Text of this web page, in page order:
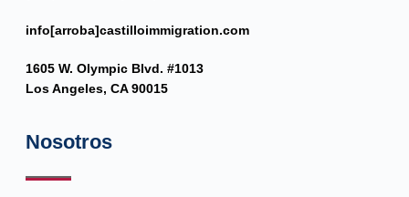
info[arroba]castilloimmigration.com
1605 W. Olympic Blvd. #1013
Los Angeles, CA 90015
Nosotros